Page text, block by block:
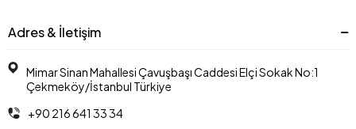
Adres & İletişim
Mimar Sinan Mahallesi Çavuşbaşı Caddesi Elçi Sokak No:1
Çekmeköy/İstanbul Türkiye
+90 216 641 33 34